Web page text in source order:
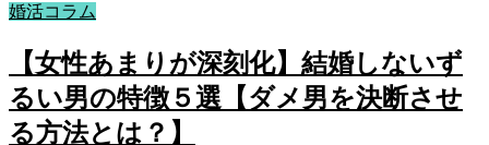
婚活コラム
【女性あまりが深刻化】結婚しないず
るい男の特徴５選【ダメ男を決断させ
る方法とは？】